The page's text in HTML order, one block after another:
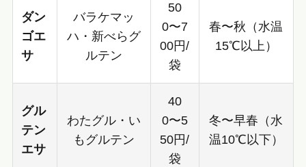
ダン
ゴエ
サ
バラケマッ
ハ・新べらグ
ルテン
50
0〜7
00円/
袋
春〜秋（水温
15℃以上）
グル
テン
エサ
わたグル・い
もグルテン
40
0〜5
50円/
袋
冬〜早春（水
温10℃以下）